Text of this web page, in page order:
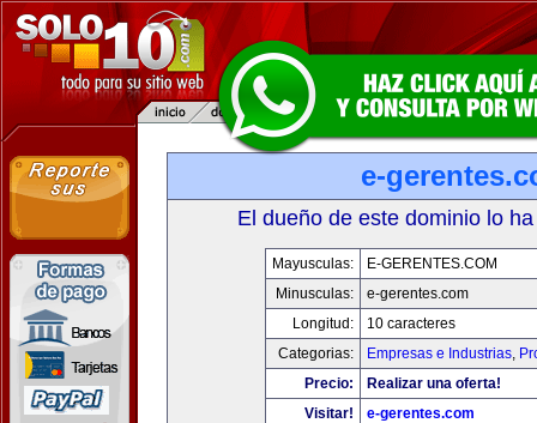
e-
El dueño de este dominio lo
Mayusculas:
E-GERENTES.COM
Minusculas:
e-gerentes.com
Longitud:
10 caracteres
Categorias:
Empresas e Industrias,
Precio:
Realizar una oferta!
Visitar!
e-gerentes.com